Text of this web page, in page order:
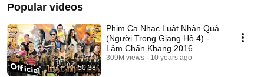
Popular videos
50:38
Phim Ca Nhạc Luật Nhân Quả
(Người Trong Giang Hồ 4) -
Lâm Chấn Khang 2016
309M views 10 years ago